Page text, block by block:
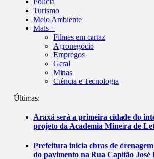
Polícia
Turismo
Meio Ambiente
Mais +
Filmes em cartaz
Agronegócio
Empregos
Geral
Minas
Ciência e Tecnologia
Últimas:
Araxá será a primeira cidade do
projeto da Academia Mineira de
Prefeitura inicia obras de
do pavimento na Rua Capitão José